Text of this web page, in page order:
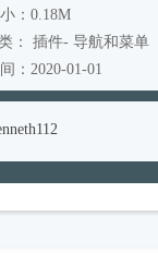
：0.18M
： 插件- 导航和菜单
：2020-01-01